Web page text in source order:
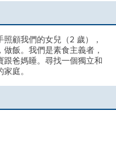
顧我們的女兒（2 歲），
飯。我們是素食主義者，
跟爸媽睡。尋找一個獨立和
庭。